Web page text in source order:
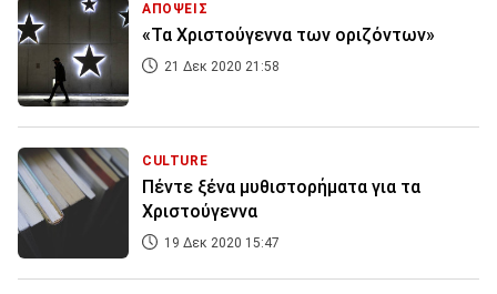
ΑΠΟΨΕΙΣ
«Τα Χριστούγεννα των οριζόντων»
21 Δεκ 2020 21:58
CULTURE
Πέντε ξένα μυθιστορήματα για τα
Χριστούγεννα
19 Δεκ 2020 15:47